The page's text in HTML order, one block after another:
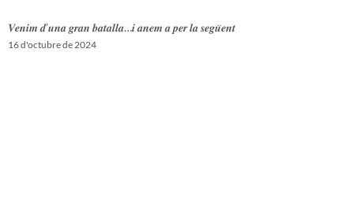
𝑽𝒆𝒏𝒊𝒎 𝒅’𝒖𝒏𝒂 𝒈𝒓𝒂𝒏 𝒃𝒂𝒕𝒂𝒍𝒍𝒂…𝒊 𝒂𝒏𝒆𝒎 𝒂 𝒑𝒆𝒓 𝒍𝒂 𝒔𝒆𝒈𝒖̈𝒆𝒏𝒕
16 d'octubre de 2024